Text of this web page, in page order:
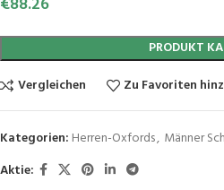
€88.26
PRODUKT
Vergleichen
Zu Favoriten
Kategorien: Herren-Oxfords, Männer
Aktie: